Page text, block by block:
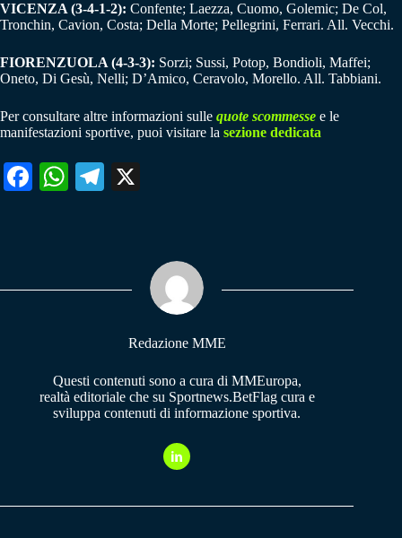
VICENZA (3-4-1-2): Confente; Laezza, Cuomo, Golemic; De Col,
Tronchin, Cavion, Costa; Della Morte; Pellegrini, Ferrari. All. Vecchi.
FIORENZUOLA (4-3-3): Sorzi; Sussi, Potop, Bondioli, Maffei;
Oneto, Di Gesù, Nelli; D’Amico, Ceravolo, Morello. All. Tabbiani.
Per consultare altre informazioni sulle quote scommesse e le
manifestazioni sportive, puoi visitare la sezione dedicata
Fa W
pp
Te
m
Redazione MME
Questi contenuti sono a cura di MMEuropa,
realtà editoriale che su Sportnews.BetFlag cura e
sviluppa contenuti di informazione sportiva.